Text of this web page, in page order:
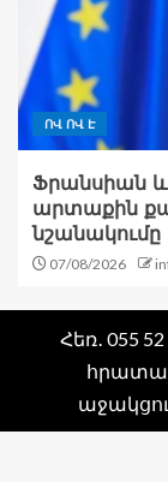
ՈՎ ՈՎ Է
Ֆրանսիան
արտաքին
նշանակումը
07/08/2026
Հեռ․ 055